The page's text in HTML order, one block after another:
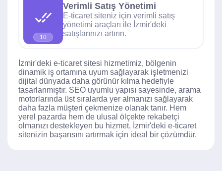
10
Verimli Satış Yönetimi
E-ticaret siteniz için verimli satış
yönetimi araçları ile İzmir'deki
satışlarınızı artırın.
İzmir'deki e-ticaret sitesi hizmetimiz, bölgenin
dinamik iş ortamına uyum sağlayarak işletmenizi
dijital dünyada daha görünür kılma hedefiyle
tasarlanmıştır. SEO uyumlu yapısı sayesinde, arama
motorlarında üst sıralarda yer almanızı sağlayarak
daha fazla müşteri çekmenize olanak tanır. Hem
yerel pazarda hem de ulusal ölçekte rekabetçi
olmanızı destekleyen bu hizmet, İzmir'deki e-ticaret
sitenizin başarısını artırmak için ideal bir çözümdür.